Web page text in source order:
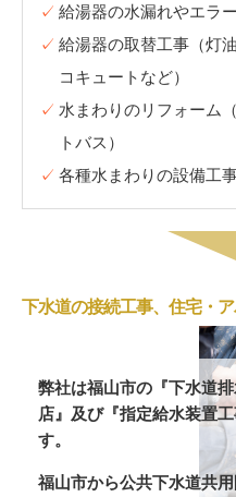
給湯器の水漏れやエラ
給湯器の取替工事（灯
コキュートなど）
水まわりのリフォーム
トバス）
各種水まわりの設備工
下水道の接続工事、住宅・
弊社は福山市の『下水道
店』及び『指定給水装置
す。
福山市から公共下水道共